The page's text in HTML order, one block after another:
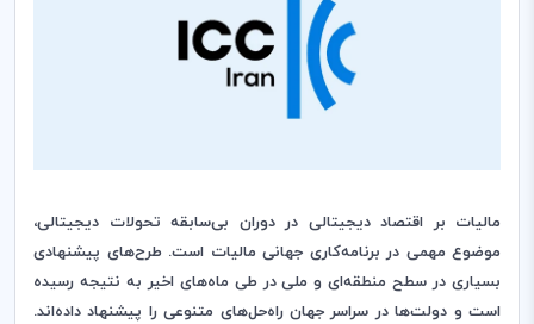
مالیات بر اقتصاد دیجیتالی در دوران بی‌سابقه تحولات دیجیتالی،
موضوع مهمی در برنامه‌کاری جهانی مالیات است. طرح‌های پیشنهادی
بسیاری در سطح منطقه‌ای و ملی در طی ماه‌های اخیر به نتیجه رسیده
است و دولت‌ها در سراسر جهان راه‌حل‌های متنوعی را پیشنهاد داده‌اند.